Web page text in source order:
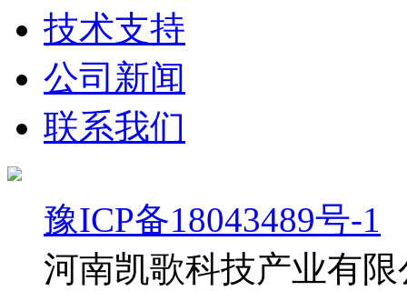
技术支持
公司新闻
联系我们
豫ICP备18043489号-1
河南凯歌科技产业有